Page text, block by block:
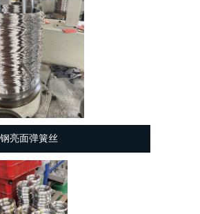
亮面弹簧丝